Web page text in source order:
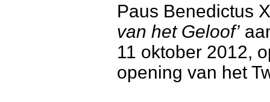
Paus Benedictus
van het Geloof’
11 oktober 2012,
opening van het